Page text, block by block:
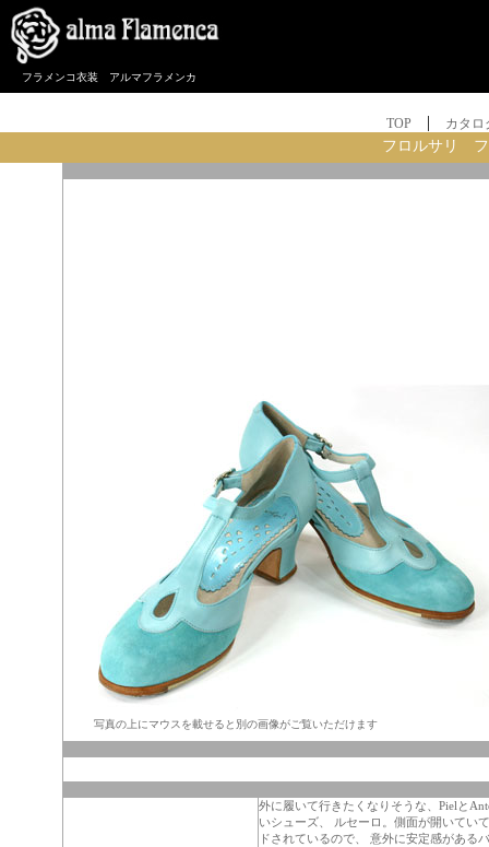
フラメンコ衣装 アルマフラメンカ
TOP | カタロ
フロルサリ
写真の上にマウスを載せると別の画像がご覧いただけます
外に履いて行きたくなりそうな、Pielと
いシューズ、 ルセーロ。側面が開いてい
ドされているので、 意外に安定感がある